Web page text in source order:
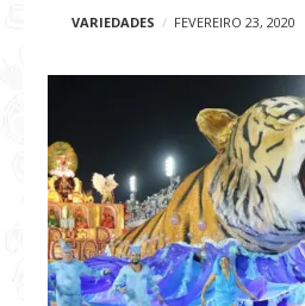
VARIEDADES FEVEREIRO 23, 2020